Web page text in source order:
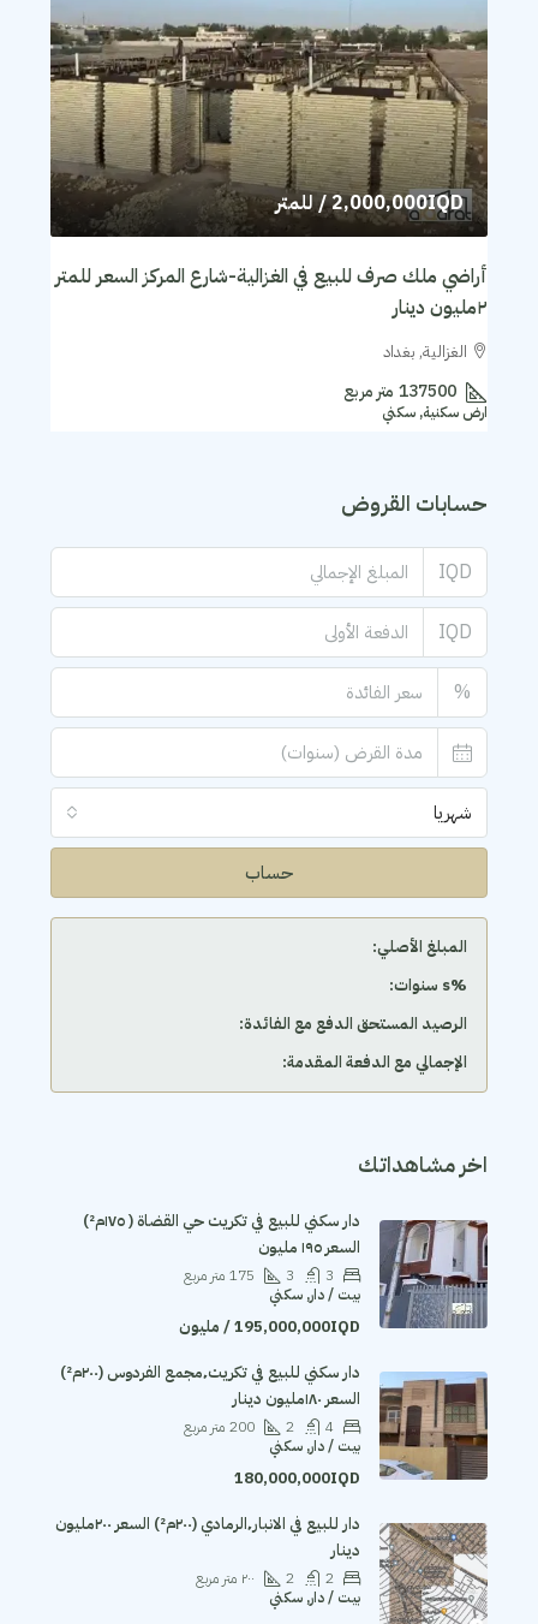
2,000,000IQD/ للمتر
أراضي ملك صرف للبيع في الغزالية-شارع المركز السعر للمتر
٢مليون دينار
الغزالية, بغداد
137500 متر مربع
ارض سكنية, سكني
حسابات القروض
IQD
IQD
%
شهريا
حساب
المبلغ الأصلي:
‫%s سنوات:
الرصيد المستحق الدفع مع الفائدة:
الإجمالي مع الدفعة المقدمة:
اخر مشاهداتك
دار سكني للبيع في تكريت حي القضاة ( ١٧٥م²)
السعر ١٩٥ مليون
3
3
175 متر مربع
بيت / دار, سكني
195,000,000IQD / مليون
دار سكني للبيع في تكريت٬مجمع الفردوس (٢٠٠م²)
السعر ١٨٠مليون دينار
4
2
200 متر مربع
بيت / دار, سكني
180,000,000IQD
دار للبيع في الانبار٬الرمادي (٢٠٠م²) السعر ٢٠٠مليون
دينار
2
2 ٢٠٠ متر مربع
بيت / دار, سكني